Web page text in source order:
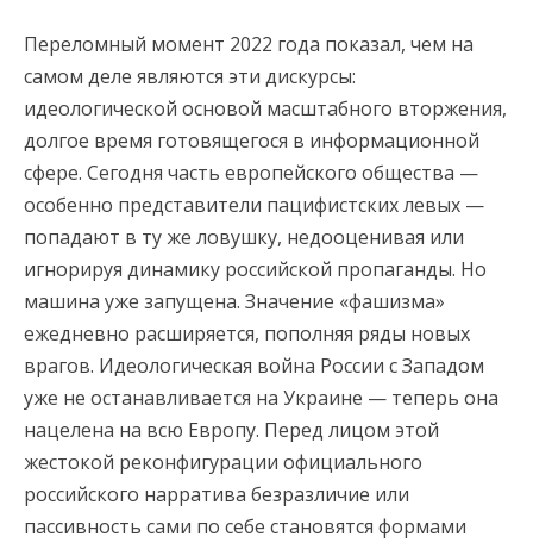
Переломный момент 2022 года показал, чем на
самом деле являются эти дискурсы:
идеологической основой масштабного вторжения,
долгое время готовящегося в информационной
сфере. Сегодня часть европейского общества —
особенно представители пацифистских левых —
попадают в ту же ловушку, недооценивая или
игнорируя динамику российской пропаганды. Но
машина уже запущена. Значение «фашизма»
ежедневно расширяется, пополняя ряды новых
врагов. Идеологическая война России с Западом
уже не останавливается на Украине — теперь она
нацелена на всю Европу. Перед лицом этой
жестокой реконфигурации официального
российского нарратива безразличие или
пассивность сами по себе становятся формами